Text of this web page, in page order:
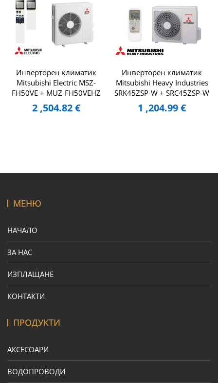
Инверторен климатик
Mitsubishi Electric MSZ-
FH50VE + MUZ-FH50VEHZ
2 ,504.82€
Инверторен климатик
Mitsubishi Heavy Industries
SRK45ZSP-W + SRC45ZSP-W
1 ,204.99€
МЕНЮ
НАЧАЛО
ЗА НАС
ИЗПЛАЩАНЕ
КОНТАКТИ
ПРОДУКТИ
АКСЕСОАРИ
ВОДОПРОВОДИ